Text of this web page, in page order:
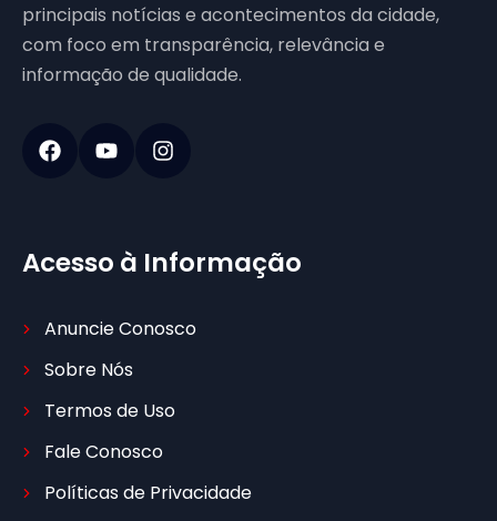
principais notícias e acontecimentos da cidade,
com foco em transparência, relevância e
informação de qualidade.
Acesso à Informação
Anuncie Conosco
Sobre Nós
Termos de Uso
Fale Conosco
Políticas de Privacidade